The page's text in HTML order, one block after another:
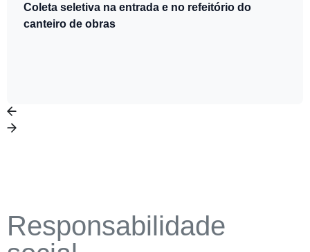
Coleta seletiva na entrada e no refeitório do
canteiro de obras
Responsabilidade